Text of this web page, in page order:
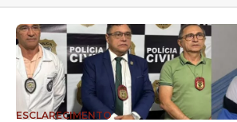
ESCLARECIMENTO